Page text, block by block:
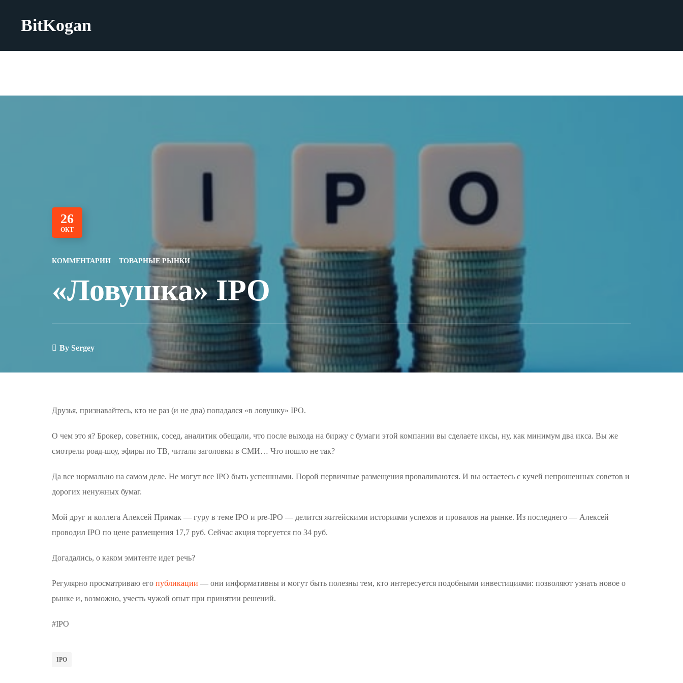
BitKogan
26
ОКТ
КОММЕНТАРИИ ТОВАРНЫЕ РЫНКИ
«Ловушка» IPO
By Sergey
Друзья, признавайтесь, кто не раз (и не два) попадался «в ловушку» IPO.
О чем это я? Брокер, советник, сосед, аналитик обещали, что после выхода на биржу с бумаги этой компании вы сделаете иксы, ну, как минимум два икса. Вы же
смотрели роад-шоу, эфиры по ТВ, читали заголовки в СМИ… Что пошло не так?
Да все нормально на самом деле. Не могут все IPO быть успешными. Порой первичные размещения проваливаются. И вы остаетесь с кучей непрошенных советов и
дорогих ненужных бумаг.
Мой друг и коллега Алексей Примак — гуру в теме IPO и pre-IPO — делится житейскими историями успехов и провалов на рынке. Из последнего — Алексей
проводил IPO по цене размещения 17,7 руб. Сейчас акция торгуется по 34 руб.
Догадались, о каком эмитенте идет речь?
Регулярно просматриваю его публикации — они информативны и могут быть полезны тем, кто интересуется подобными инвестициями: позволяют узнать новое о
рынке и, возможно, учесть чужой опыт при принятии решений.
#IPO
IPO